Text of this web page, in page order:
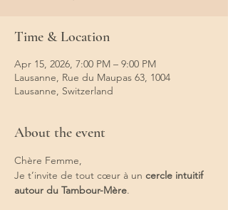
Time & Location
Apr 15, 2026, 7:00 PM – 9:00 PM
Lausanne, Rue du Maupas 63, 1004
Lausanne, Switzerland
About the event
Chère Femme,
Je t’invite de tout cœur à un cercle intuitif
autour du Tambour-Mère.